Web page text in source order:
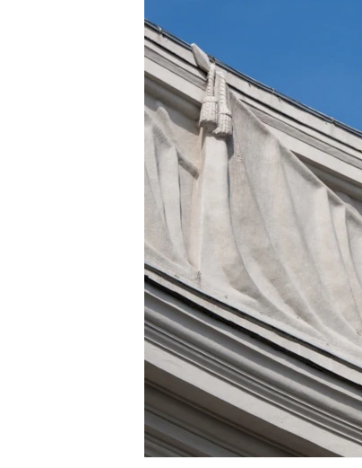
КРЫМ.НЕПОКОРЕННЫЙ
УКРАИНСКАЯ ПРОБЛЕМА КРЫМА